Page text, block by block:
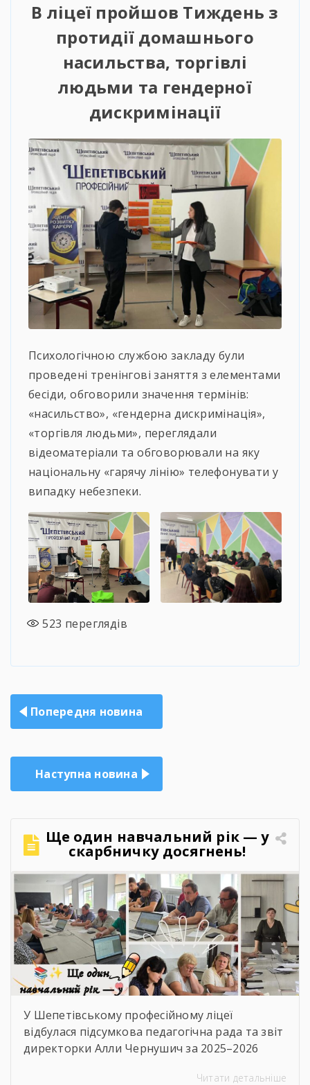
В ліцеї пройшов Тиждень з
протидії домашнього
насильства, торгівлі
людьми та гендерної
дискримінації
Психологічною службою закладу були
проведені тренінгові заняття з елементами
бесіди, обговорили значення термінів:
«насильство», «гендерна дискримінація»,
«торгівля людьми», переглядали
відеоматеріали та обговорювали на яку
національну «гарячу лінію» телефонувати у
випадку небезпеки.
523 переглядів
Навігація
записів
Попередня новина
Наступна новина
Ще один навчальний рік — у
скарбничку досягнень!
У Шепетівському професійному ліцеї
відбулася підсумкова педагогічна рада та звіт
директорки Алли Чернушич за 2025–2026
підсумки роботи закладу, проаналізовано
Читати детальніше